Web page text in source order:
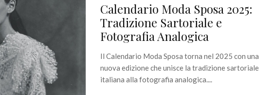
Calendario Moda Sposa 2025:
Tradizione Sartoriale e
Fotografia Analogica
Il Calendario Moda Sposa torna nel 2025 con una
nuova edizione che unisce la tradizione sartoriale
italiana alla fotografia analogica....